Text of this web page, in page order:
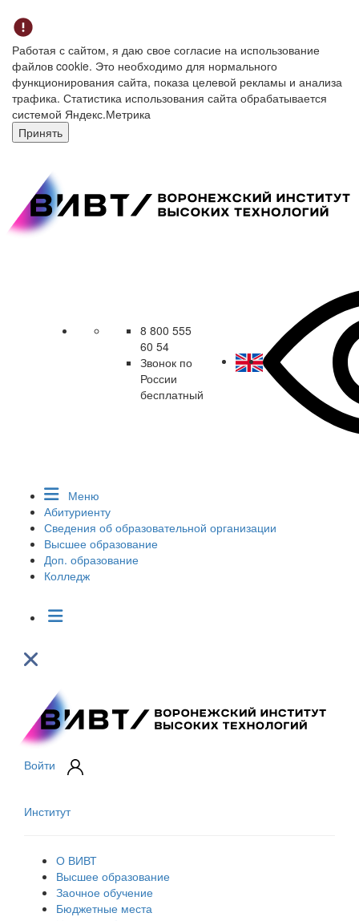
Работая с сайтом, я даю свое согласие на использование
файлов cookie. Это необходимо для нормального
функционирования сайта, показа целевой рекламы и анализа
трафика. Статистика использования сайта обрабатывается
системой Яндекс.Метрика
Принять
8 800 555
60 54
Звонок по
России
бесплатный
Меню
Абитуриенту
Сведения об образовательной организации
Высшее образование
Доп. образование
Колледж
Войти
Институт
О ВИВТ
Высшее образование
Заочное обучение
Бюджетные места